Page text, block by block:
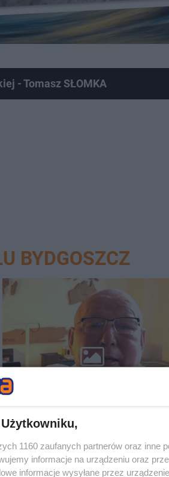
- Tomasz SŁOMKA
BYDGOSZCZ
Jasnowidz Krzysztof Jackowski
lata. Wskazał, kiedy jechać na
wczasy
1160 zaufanych partnerów oraz inne
informacje na urządzeniu oraz
informacje wysyłane przez